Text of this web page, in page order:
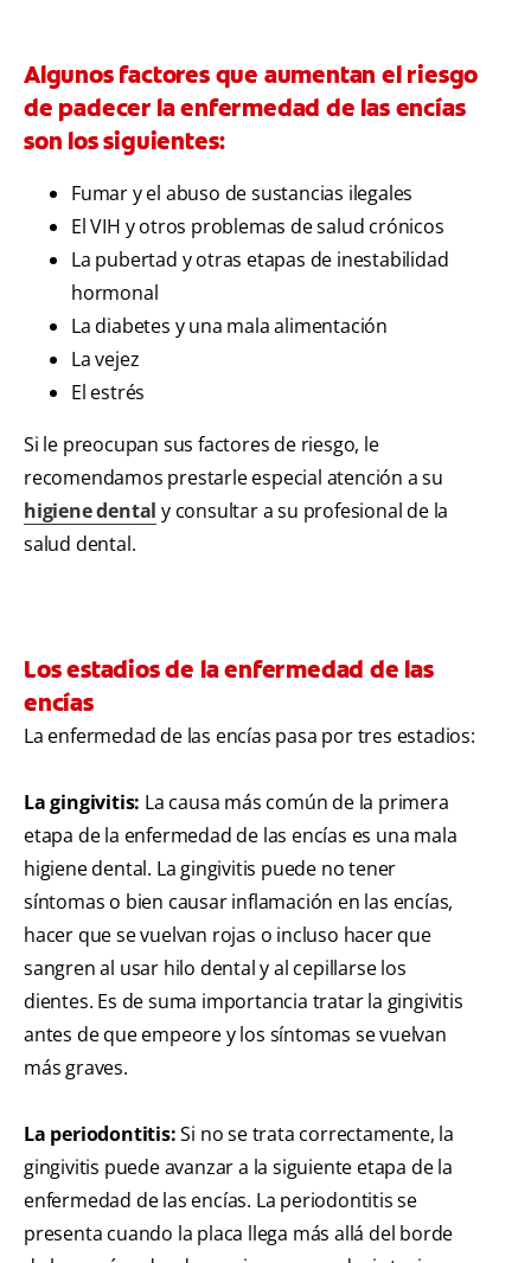
Algunos factores que aumentan el riesgo
de padecer la enfermedad de las encías
son los siguientes:
Fumar y el abuso de sustancias ilegales
El VIH y otros problemas de salud crónicos
La pubertad y otras etapas de inestabilidad
hormonal
La diabetes y una mala alimentación
La vejez
El estrés
Si le preocupan sus factores de riesgo, le
recomendamos prestarle especial atención a su
higiene dental y consultar a su profesional de la
salud dental.
Los estadios de la enfermedad de las
encías
La enfermedad de las encías pasa por tres estadios:
La gingivitis: La causa más común de la primera
etapa de la enfermedad de las encías es una mala
higiene dental. La gingivitis puede no tener
síntomas o bien causar inflamación en las encías,
hacer que se vuelvan rojas o incluso hacer que
sangren al usar hilo dental y al cepillarse los
dientes. Es de suma importancia tratar la gingivitis
antes de que empeore y los síntomas se vuelvan
más graves.
La periodontitis:Si no se trata correctamente, la
gingivitis puede avanzar a la siguiente etapa de la
enfermedad de las encías. La periodontitis se
presenta cuando la placa llega más allá del borde